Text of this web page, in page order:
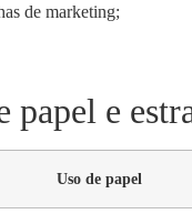
de marketing;
papel e
Uso de papel